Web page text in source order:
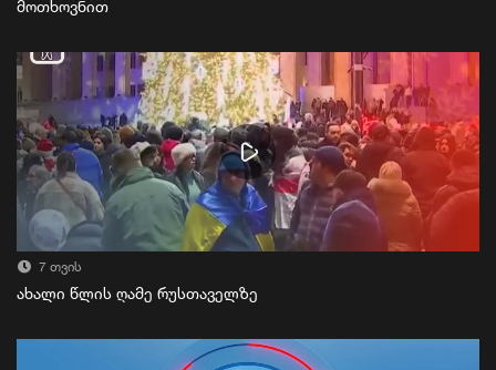
მოთხოვნით
7 თვის
ახალი წლის ღამე რუსთაველზე